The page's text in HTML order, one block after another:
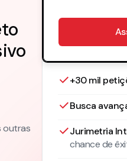
outras
+30 mil
Busca
Jurimetria
chance de